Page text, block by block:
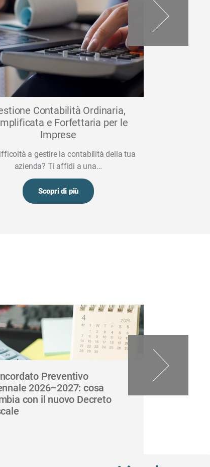
Contabilità Ordinaria,
e Forfettaria per le
Imprese
a gestire la contabilità della tua
azienda? Ti affidi a una...
Scopri di più
Preventivo
2026–2027: cosa
con il nuovo Decreto
giugno